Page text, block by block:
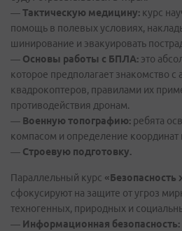
—Тактическую медицину: курс
помощь в полевых условиях,
шинирование и эвакуировать
— Основы работы с БПЛА: это
которое предполагает знакомство с
квадрокоптеров, правилами их
противодействия дронам.
— Военную топографию: ребята
компасом и определение координат
— Строевую подготовку.
Параллельный курс «Безопасность
сфокусируют на защите от угроз
техногенных, природных и
— Информационная безопасность: